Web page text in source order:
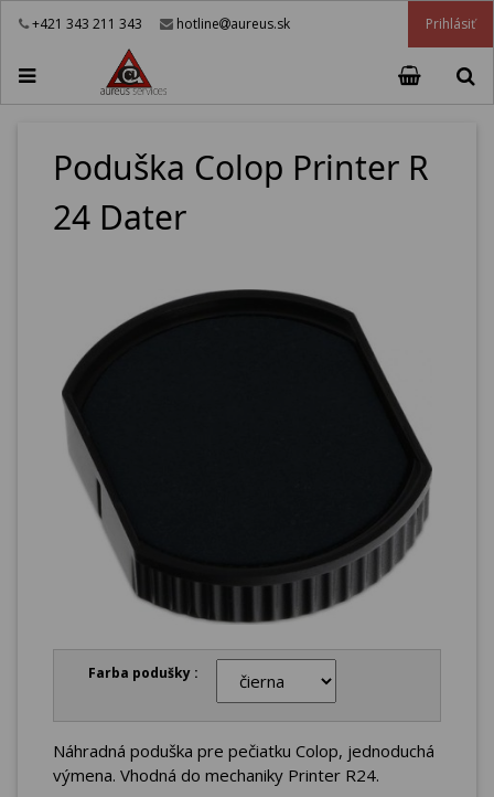
+421 343 211 343 hotline aureus.sk Prihlásiť
Poduška Colop Printer R
24 Dater
Farba podušky :
Náhradná poduška pre pečiatku Colop, jednoduchá
výmena. Vhodná do mechaniky Printer R24.